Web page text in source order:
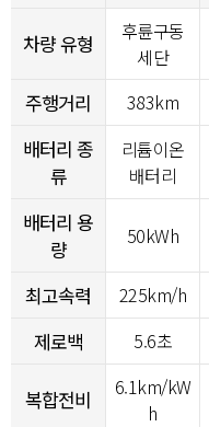
차량 유형
후륜구동
세단
주행거리 383km
배터리 종
류
리튬이온
배터리
배터리 용
량
50kWh
최고속력 225km/h
제로백 5.6초
복합전비
6.1km/kW
h